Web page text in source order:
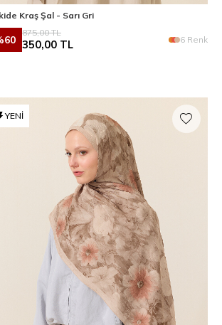
Kraş Şal - Sarı Gri
60
875,00TL
350,00 TL 6 Renk
YENI